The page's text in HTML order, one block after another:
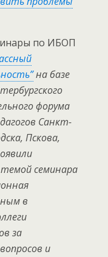
по ИБОП
на базе
форума
Санкт-
Пскова,
семинара
в
за
и